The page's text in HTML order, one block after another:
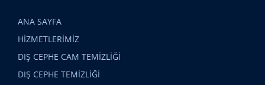
ANA SAYFA
HİZMETLERİMİZ
DIŞ CEPHE CAM TEMİZLİĞİ
DIŞ CEPHE TEMİZLİĞİ